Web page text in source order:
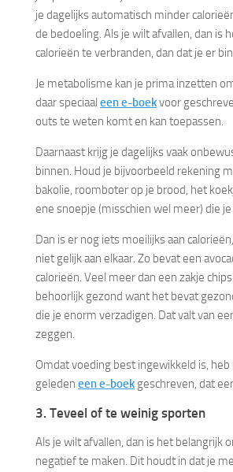
je dagelijks automatisch minder
de bedoeling. Als je wilt afvallen, dan is
calorieën te verbranden, dan dat je er
Je metabolisme kan je prima inzetten
daar speciaal een e-boekvoor
outs te weten komt en kan toepassen.
Daarnaast krijg je dagelijks vaak
binnen. Houd je bijvoorbeeld rekening
bakolie, roomboter op je brood, het
ene snoepje (misschien wel meer) die je
Dan is er nog iets moeilijks aan
niet gelijk aan elkaar. Zo bevat een
calorieën. Veel meer dan een zakje
behoorlijk gezond want het bevat
die je enorm verzadigen. Dat valt van
zeggen.
Omdat voeding best ingewikkeld is, heb
geleden een e-boek geschreven, dat
3. Teveel of te weinig sporten
Als je wilt afvallen, dan is het belangrijk
negatief te maken. Dit houdt in dat je